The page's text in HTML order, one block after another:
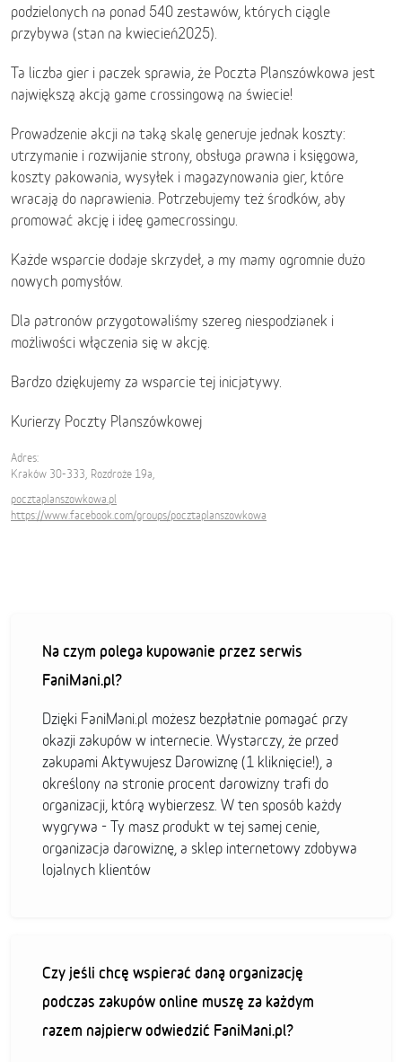
podzielonych na ponad 540 zestawów, których ciągle
przybywa (stan na kwiecień2025).
Ta liczba gier i paczek sprawia, że Poczta Planszówkowa jest
największą akcją game crossingową na świecie!
Prowadzenie akcji na taką skalę generuje jednak koszty:
utrzymanie i rozwijanie strony, obsługa prawna i księgowa,
koszty pakowania, wysyłek i magazynowania gier, które
wracają do naprawienia. Potrzebujemy też środków, aby
promować akcję i ideę gamecrossingu.
Każde wsparcie dodaje skrzydeł, a my mamy ogromnie dużo
nowych pomysłów.
Dla patronów przygotowaliśmy szereg niespodzianek i
możliwości włączenia się w akcję.
Bardzo dziękujemy za wsparcie tej inicjatywy.
Kurierzy Poczty Planszówkowej
Adres:
Kraków 30-333, Rozdroże 19a,
pocztaplanszowkowa.pl
https://www.facebook.com/groups/pocztaplanszowkowa
Na czym polega kupowanie przez serwis
FaniMani.pl?
Dzięki FaniMani.pl możesz bezpłatnie pomagać przy
okazji zakupów w internecie. Wystarczy, że przed
zakupami Aktywujesz Darowiznę (1 kliknięcie!), a
określony na stronie procent darowizny trafi do
organizacji, którą wybierzesz. W ten sposób każdy
wygrywa - Ty masz produkt w tej samej cenie,
organizacja darowiznę, a sklep internetowy zdobywa
lojalnych klientów
Czy jeśli chcę wspierać daną organizację
podczas zakupów online muszę za każdym
razem najpierw odwiedzić FaniMani.pl?